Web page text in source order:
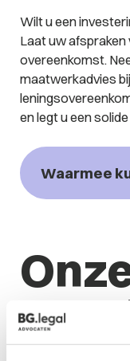
Wilt u een
Laat uw afspraken
overeenkomst.
maatwerkadvies
en legt u een
Waarmee